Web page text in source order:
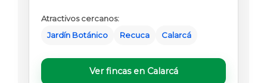
Atractivos cercanos:
Jardín Botánico
Recuca Calarcá
Ver fincas en Calarcá